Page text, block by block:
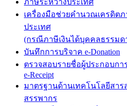
ภาษีระหว่างประเทศ
เครื่องมือช่วยคำนวณเครดิตภ
ประเทศ
(กรณีภาษีเงินได้บุคคลธรรมด
บันทึกการบริจาค e-Donation
ตรวจสอบรายชื่อผู้ประกอบการ
e-Receipt
มาตรฐานด้านเทคโนโลยีสา
สรรพากร